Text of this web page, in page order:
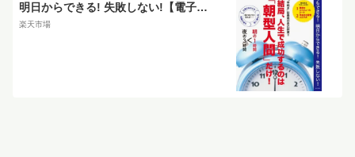
明日からできる! 失敗しない!【電子書
籍】
楽天市場